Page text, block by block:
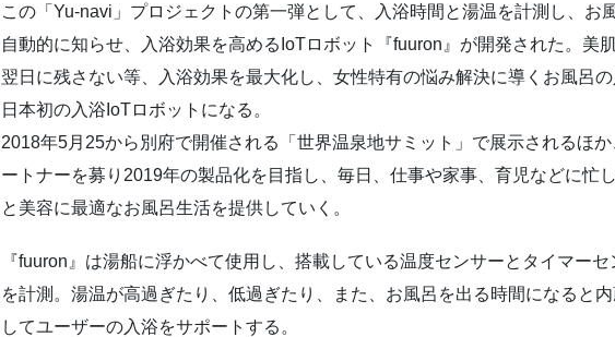
この「Yu-navi」プロジェクトの第一弾として、入浴時間と湯温を計測し、お
自動的に知らせ、入浴効果を高めるIoTロボット『fuuron』が開発された。美
翌日に残さない等、入浴効果を最大化し、女性特有の悩み解決に導くお風呂
日本初の入浴IoTロボットになる。
2018年5月25から別府で開催される「世界温泉地サミット」で展示されるほ
ートナーを募り2019年の製品化を目指し、毎日、仕事や家事、育児などに忙
と美容に最適なお風呂生活を提供していく。
『fuuron』は湯船に浮かべて使用し、搭載している温度センサーとタイマー
を計測。湯温が高過ぎたり、低過ぎたり、また、お風呂を出る時間になると
してユーザーの入浴をサポートする。